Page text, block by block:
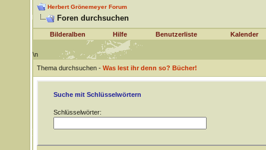
Herbert Grönemeyer Forum
Foren durchsuchen
Bilderalben Hilfe Benutzerliste Kalender
\n
Thema durchsuchen - Was lest ihr denn so? Bücher!
Suche mit Schlüsselwörtern
Schlüsselwörter: